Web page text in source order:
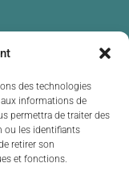
des technologies
informations de
permettra de traiter des
ou les identifiants
retirer son
et fonctions.
à 17h30
à 17h30